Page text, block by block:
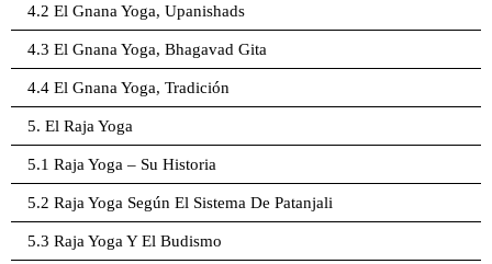
4.2 El Gnana Yoga, Upanishads
4.3 El Gnana Yoga, Bhagavad Gita
4.4 El Gnana Yoga, Tradición
5. El Raja Yoga
5.1 Raja Yoga – Su Historia
5.2 Raja Yoga Según El Sistema De Patanjali
5.3 Raja Yoga Y El Budismo